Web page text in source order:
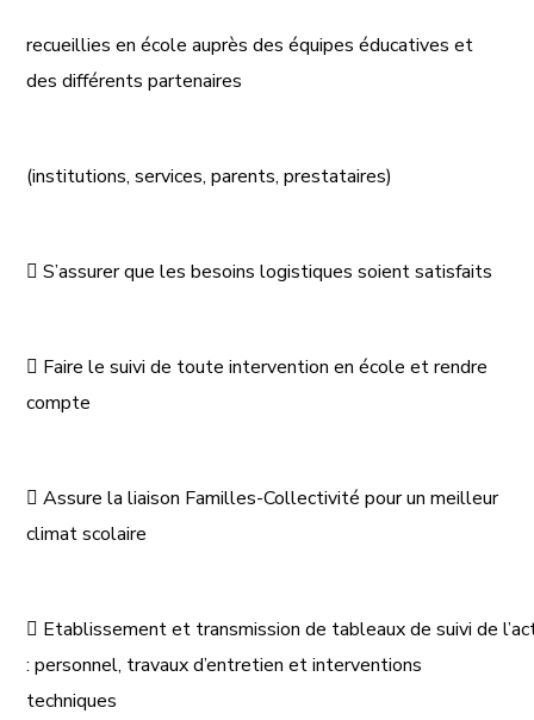
recueillies en école auprès des équipes éducatives et
des différents partenaires
(institutions, services, parents, prestataires)
 S’assurer que les besoins logistiques soient satisfaits
 Faire le suivi de toute intervention en école et rendre
compte
 Assure la liaison Familles-Collectivité pour un meilleur
climat scolaire
 Etablissement et transmission de tableaux de suivi de l’ac
: personnel, travaux d’entretien et interventions
techniques